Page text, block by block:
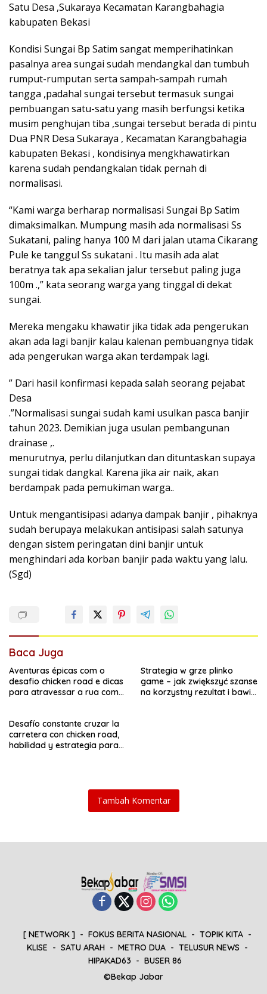
Satu Desa ,Sukaraya Kecamatan Karangbahagia
kabupaten Bekasi
Kondisi Sungai Bp Satim sangat memperihatinkan
pasalnya area sungai sudah mendangkal dan tumbuh
rumput-rumputan serta sampah-sampah rumah
tangga ,padahal sungai tersebut termasuk sungai
pembuangan satu-satu yang masih berfungsi ketika
musim penghujan tiba ,sungai tersebut berada di pintu
Dua PNR Desa Sukaraya , Kecamatan Karangbahagia
kabupaten Bekasi , kondisinya mengkhawatirkan
karena sudah pendangkalan tidak pernah di
normalisasi.
“Kami warga berharap normalisasi Sungai Bp Satim
dimaksimalkan. Mumpung masih ada normalisasi Ss
Sukatani, paling hanya 100 M dari jalan utama Cikarang
Pule ke tanggul Ss sukatani . Itu masih ada alat
beratnya tak apa sekalian jalur tersebut paling juga
100m .,” kata seorang warga yang tinggal di dekat
sungai.
Mereka mengaku khawatir jika tidak ada pengerukan
akan ada lagi banjir kalau kalenan pembuangnya tidak
ada pengerukan warga akan terdampak lagi.
” Dari hasil konfirmasi kepada salah seorang pejabat
Desa
.”Normalisasi sungai sudah kami usulkan pasca banjir
tahun 2023. Demikian juga usulan pembangunan
drainase ,.
menurutnya, perlu dilanjutkan dan dituntaskan supaya
sungai tidak dangkal. Karena jika air naik, akan
berdampak pada pemukiman warga..
Untuk mengantisipasi adanya dampak banjir , pihaknya
sudah berupaya melakukan antisipasi salah satunya
dengan sistem peringatan dini banjir untuk
menghindari ada korban banjir pada waktu yang lalu.
(Sgd)
Baca Juga
Aventuras épicas com o
desafio chicken road e dicas
para atravessar a rua com
Strategia w grze plinko
game – jak zwiększyć szanse
na korzystny rezultat i bawić
Desafío constante cruzar la
carretera con chicken road,
habilidad y estrategia para
Tambah Komentar
[ NETWORK ] FOKUS BERITA NASIONAL
TOPIK KITA
KLISE
SATU ARAH METRO DUA
TELUSUR NEWS
HIPAKAD63
BUSER 86
©Bekap Jabar